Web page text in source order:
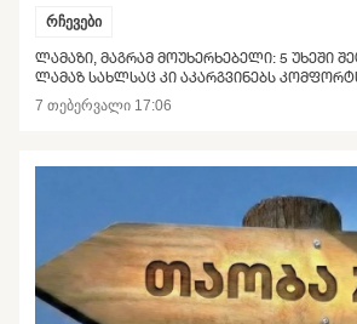
რჩევები
ᲚᲐᲛᲐᲖᲘ, ᲛᲐᲒᲠᲐᲛ ᲛᲝᲣᲮᲔᲠᲮᲔᲑᲔᲚᲘ: 5 ᲣᲮᲔᲨᲘ
ᲚᲐᲛᲐᲖ ᲡᲐᲮᲚᲡᲐᲪ ᲙᲘ ᲐᲙᲐᲠᲒᲕᲘᲜᲔᲑᲡ
7 თებერვალი 17:06